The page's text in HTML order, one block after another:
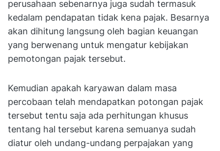
perusahaan sebenarnya juga sudah termasuk
kedalam pendapatan tidak kena pajak. Besarnya
akan dihitung langsung oleh bagian keuangan
yang berwenang untuk mengatur kebijakan
pemotongan pajak tersebut.
Kemudian apakah karyawan dalam masa
percobaan telah mendapatkan potongan pajak
tersebut tentu saja ada perhitungan khusus
tentang hal tersebut karena semuanya sudah
diatur oleh undang-undang perpajakan yang